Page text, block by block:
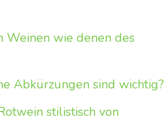
wie denen des
Abkürzungen sind wichtig?
stilistisch von